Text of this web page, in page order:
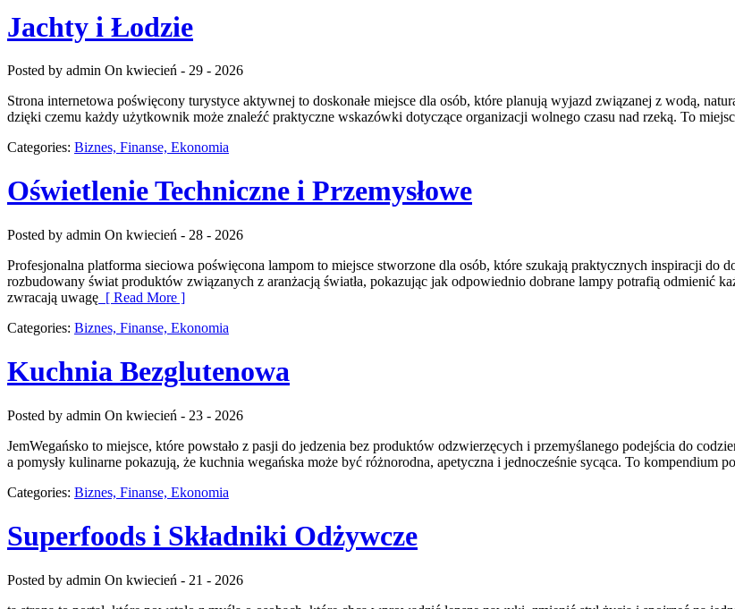
Jachty i Łodzie
Posted by admin On kwiecień - 29 - 2026
Strona internetowa poświęcony turystyce aktywnej to doskonałe miejsce dla osób, które planują wyjazd związanej z wodą,
dzięki czemu każdy użytkownik może znaleźć praktyczne wskazówki dotyczące organizacji wolnego czasu nad rzeką. To
Categories: Biznes, Finanse, Ekonomia
Oświetlenie Techniczne i Przemysłowe
Posted by admin On kwiecień - 28 - 2026
Profesjonalna platforma sieciowa poświęcona lampom to miejsce stworzone dla osób, które szukają praktycznych inspiracji do
rozbudowany świat produktów związanych z aranżacją światła, pokazując jak odpowiednio dobrane lampy potrafią odmienić
zwracają uwagę [ Read More ]
Categories: Biznes, Finanse, Ekonomia
Kuchnia Bezglutenowa
Posted by admin On kwiecień - 23 - 2026
JemWegańsko to miejsce, które powstało z pasji do jedzenia bez produktów odzwierzęcych i przemyślanego podejścia do
a pomysły kulinarne pokazują, że kuchnia wegańska może być różnorodna, apetyczna i jednocześnie sycąca. To kompendium
Categories: Biznes, Finanse, Ekonomia
Superfoods i Składniki Odżywcze
Posted by admin On kwiecień - 21 - 2026